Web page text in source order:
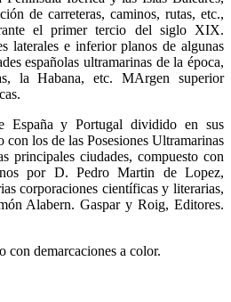
de carreteras, caminos, rutas, etc.,
el primer tercio del siglo XIX.
laterales e inferior planos de algunas
españolas ultramarinas de la época,
la Habana, etc. MArgen superior
España y Portugal dividido en sus
los de las Posesiones Ultramarinas
principales ciudades, compuesto con
por D. Pedro Martin de Lopez,
corporaciones científicas y literarias,
Alabern. Gaspar y Roig, Editores.
con demarcaciones a color.